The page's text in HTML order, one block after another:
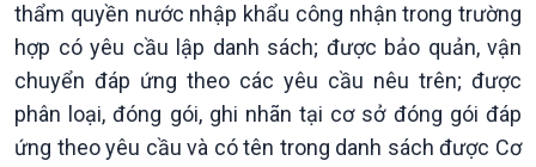
thẩm quyền nước nhập khẩu công nhận trong trường
hợp có yêu cầu lập danh sách; được bảo quản, vận
chuyển đáp ứng theo các yêu cầu nêu trên; được
phân loại, đóng gói, ghi nhãn tại cơ sở đóng gói đáp
ứng theo yêu cầu và có tên trong danh sách được Cơ